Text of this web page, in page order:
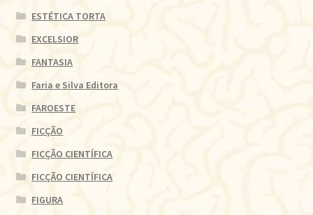
ESTÉTICA TORTA
EXCELSIOR
FANTASIA
Faria e Silva Editora
FAROESTE
FICÇÃO
FICÇÃO CIENTÍFICA
FICÇÃO CIENTÍFICA
FIGURA